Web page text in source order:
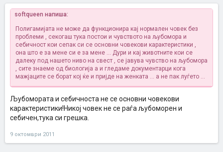
softqueen напиша:
Полигамијата не може да функционира кај нормален човек без
проблеми , секогаш тука постои и чувството на љубомора и
себичност кои сепак си се основни човекови карактеристики ,
она што е за мене си е за мене ... Дури и кај животните кои се
далеку под нашето ниво на свест , се јавува чувство на љубомора
, сите знаеме од биологија а и гледаме документарци кога
мажјаците се борат кој ќе и пријде на женката ... а не пак луѓето ...
Љубомората и себичноста не се основни човекови
карактеристики!Никој човек не се раѓа љубоморен и
себичен,тука си грешка.
9 октомври 2011